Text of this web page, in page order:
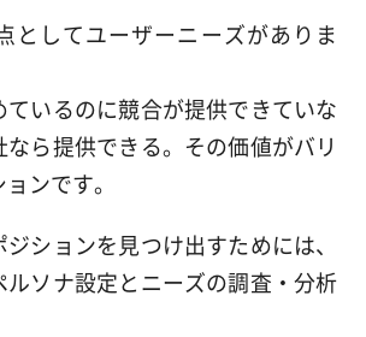
としてユーザーニーズがありま
ているのに競合が提供できていな
なら提供できる。その価値がバリ
ンです。
ションを見つけ出すためには、
ルソナ設定とニーズの調査・分析